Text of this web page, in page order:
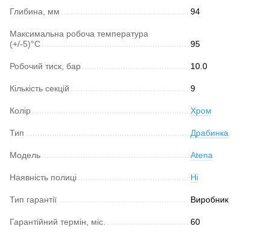
Глибина, мм 94
Максимальна робоча температура
(+/-5)°C
95
Робочий тиск, бар 10.0
Кількість секцій 9
Колір Хром
Тип Драбинка
Модель Atena
Наявність полиці Ні
Тип гарантії Виробник
Гарантійний термін, міс. 60